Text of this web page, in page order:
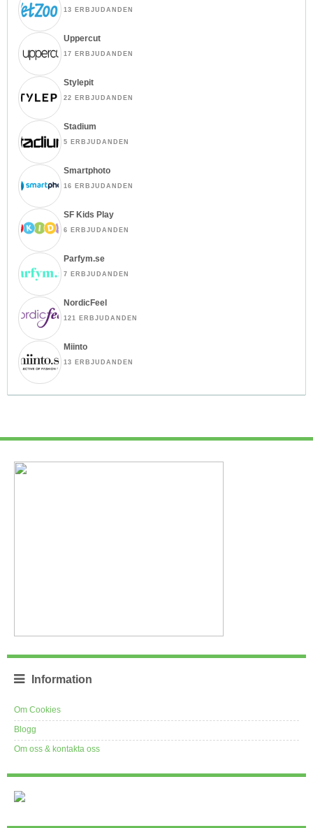
13 ERBJUDANDEN
Uppercut
17 ERBJUDANDEN
Stylepit
22 ERBJUDANDEN
Stadium
5 ERBJUDANDEN
Smartphoto
16 ERBJUDANDEN
SF Kids Play
6 ERBJUDANDEN
Parfym.se
7 ERBJUDANDEN
NordicFeel
121 ERBJUDANDEN
Miinto
13 ERBJUDANDEN
Information
Om Cookies
Blogg
Om oss & kontakta oss